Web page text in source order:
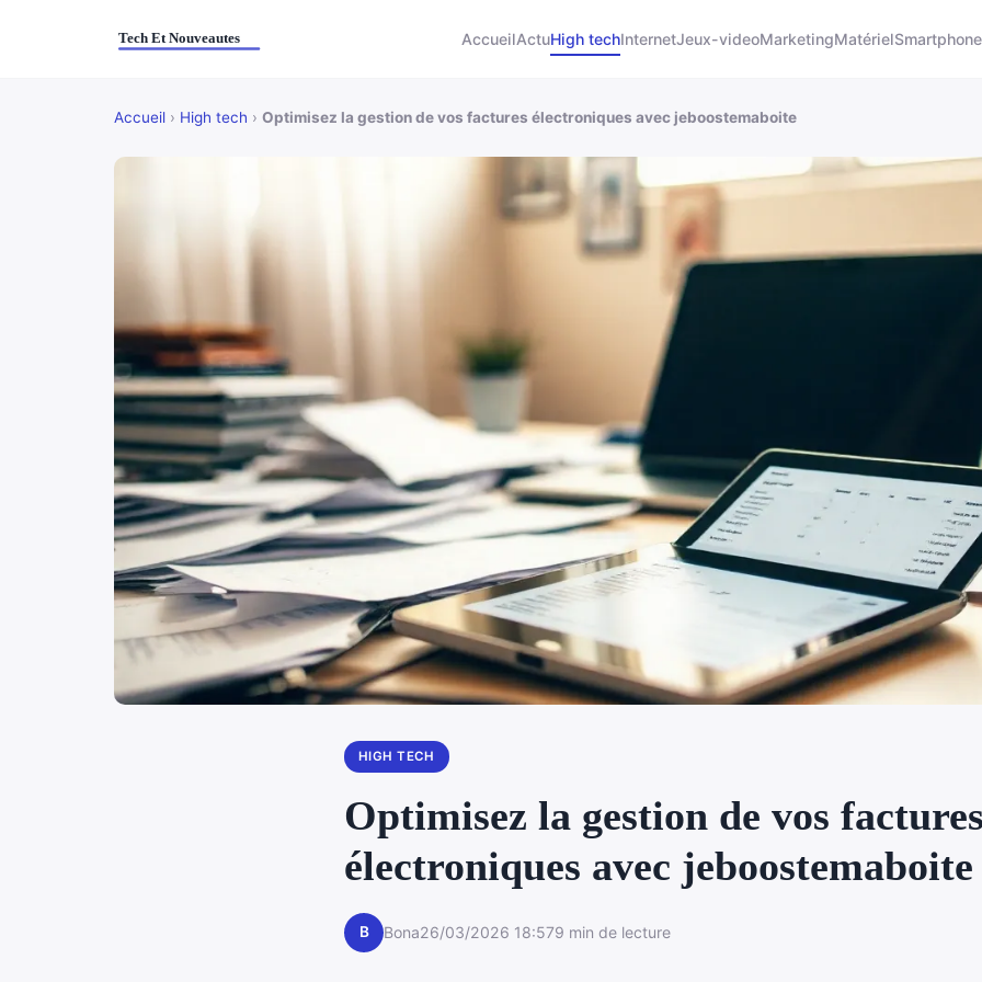
AccueilActuHigh techInternetJeux-videoMarketingMatériel
Accueil › High tech › Optimisez la gestion de vos factures électroniques avec jeboostemaboite
HIGH TECH
Optimisez la gestion de vos
électroniques avec jeboostemaboite
B Bona26/03/2026 18:579 min de lecture